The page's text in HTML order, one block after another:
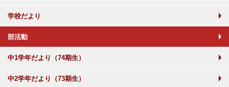
学校だより
部活動
中1学年だより（74期生）
中2学年だより（73期生）